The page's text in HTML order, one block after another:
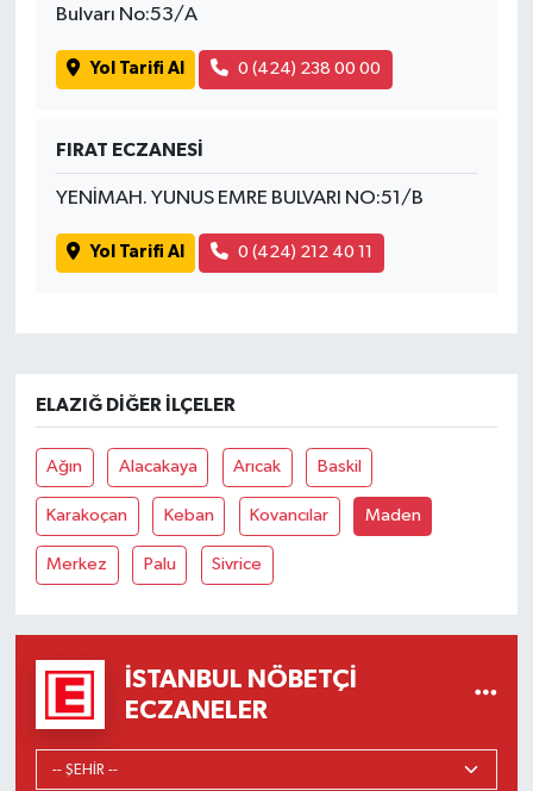
Bulvarı No:53/A
Yol Tarifi Al 0 (424) 238 00 00
FIRAT ECZANESİ
YENİMAH. YUNUS EMRE BULVARI NO:51/B
Yol Tarifi Al 0 (424) 212 40 11
ELAZIĞ DIĞER İLÇELER
Ağın Alacakaya Arıcak Baskil
Karakoçan Keban Kovancılar Maden
Merkez Palu Sivrice
İSTANBUL NÖBETÇI
ECZANELER